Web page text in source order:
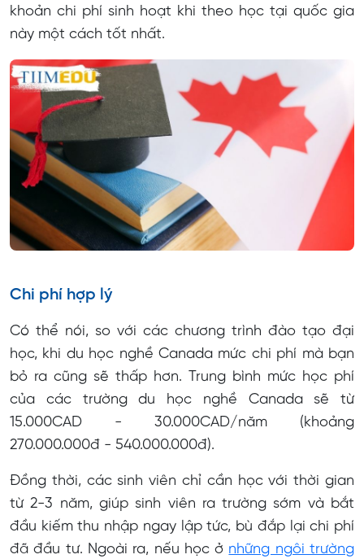
khoản chi phí sinh hoạt khi theo học tại quốc gia
này một cách tốt nhất.
Chi phí hợp lý
Có thể nói, so với các chương trình đào tạo đại
học, khi du học nghề Canada mức chi phí mà bạn
bỏ ra cũng sẽ thấp hơn. Trung bình mức học phí
của các trường du học nghề Canada sẽ từ
15.000CAD - 30.000CAD/năm (khoảng
270.000.000đ - 540.000.000đ).
Đồng thời, các sinh viên chỉ cần học với thời gian
từ 2-3 năm, giúp sinh viên ra trường sớm và bắt
đầu kiếm thu nhập ngay lập tức, bù đắp lại chi phí
đã đầu tư. Ngoài ra, nếu học ở những ngôi trường